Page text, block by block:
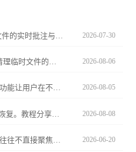
2026-07-30
分享google浏览器下载文件自动清理临时文件的设置方法，帮助用户释放存储空间，提升系统性能。 2026-08-06
google Chrome浏览器跨设备同步功能让用户在不同终端无缝访问数据，结合实际案例解析操作方法，帮助轻松完成书签、历史与插件同步，保障数据一致性。 2026-08-05
Chrome浏览器书签可快速备份与恢复。教程分享创新方法，包括数据管理、导入导出和同步设置技巧，帮助用户高效管理书签信息。 2026-08-08
2026-06-20